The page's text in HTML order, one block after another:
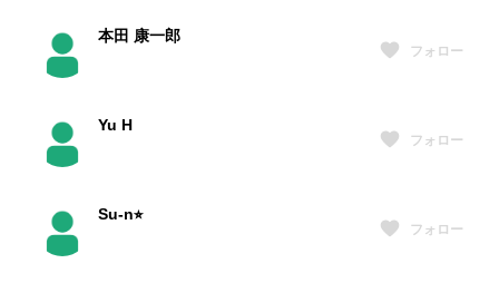
本田 康一郎
フォロー
Yu H
フォロー
Su-n⭐︎
フォロー